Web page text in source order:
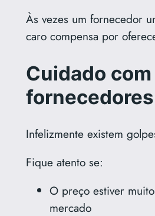
Às vezes um fornecedor
caro compensa por
Cuidado com
Infelizmente existem
Fique atento se:
O preço estiver
mercado